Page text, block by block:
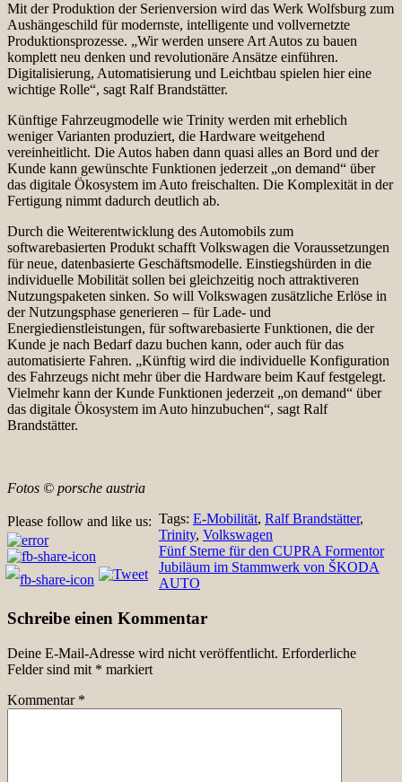
Mit der Produktion der Serienversion wird das Werk Wolfsburg zum
Aushängeschild für modernste, intelligente und vollvernetzte
Produktionsprozesse. „Wir werden unsere Art Autos zu bauen
komplett neu denken und revolutionäre Ansätze einführen.
Digitalisierung, Automatisierung und Leichtbau spielen hier eine
wichtige Rolle“, sagt Ralf Brandstätter.
Künftige Fahrzeugmodelle wie Trinity werden mit erheblich
weniger Varianten produziert, die Hardware weitgehend
vereinheitlicht. Die Autos haben dann quasi alles an Bord und der
Kunde kann gewünschte Funktionen jederzeit „on demand“ über
das digitale Ökosystem im Auto freischalten. Die Komplexität in der
Fertigung nimmt dadurch deutlich ab.
Durch die Weiterentwicklung des Automobils zum
softwarebasierten Produkt schafft Volkswagen die Voraussetzungen
für neue, datenbasierte Geschäftsmodelle. Einstiegshürden in die
individuelle Mobilität sollen bei gleichzeitig noch attraktiveren
Nutzungspaketen sinken. So will Volkswagen zusätzliche Erlöse in
der Nutzungsphase generieren – für Lade- und
Energiedienstleistungen, für softwarebasierte Funktionen, die der
Kunde je nach Bedarf dazu buchen kann, oder auch für das
automatisierte Fahren. „Künftig wird die individuelle Konfiguration
des Fahrzeugs nicht mehr über die Hardware beim Kauf festgelegt.
Vielmehr kann der Kunde Funktionen jederzeit „on demand“ über
das digitale Ökosystem im Auto hinzubuchen“, sagt Ralf
Brandstätter.
Fotos © porsche austria
Please follow and like us: Tags: E-Mobilität, Ralf Brandstätter,
Trinity, Volkswagen
BeitragsnavigationFünf Sterne für den CUPRA Formentor
Jubiläum im Stammwerk von ŠKODA
AUTO
Schreibe einen Kommentar
Deine E-Mail-Adresse wird nicht veröffentlicht. Erforderliche
Felder sind mit * markiert
Kommentar *